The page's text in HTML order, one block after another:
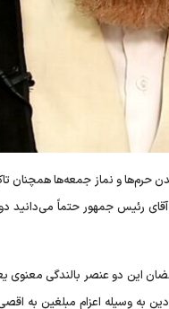
حرم‌ها و نماز جمعه‌ها همچنان
آقای رئیس جمهور حتماً
این دو عنصر بالندگی
به وسیله اعزام مبلغین به